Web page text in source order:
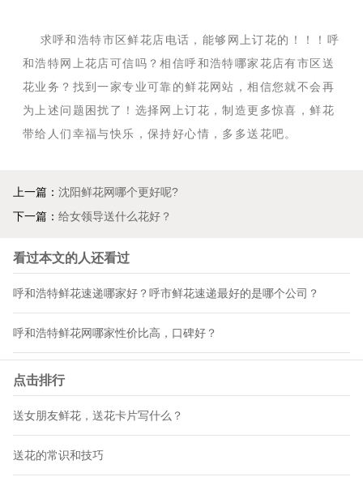
求呼和浩特市区鲜花店电话，能够网上订花的！！！呼
和浩特网上花店可信吗？相信呼和浩特哪家花店有市区送
花业务？找到一家专业可靠的鲜花网站，相信您就不会再
为上述问题困扰了！选择网上订花，制造更多惊喜，鲜花
带给人们幸福与快乐，保持好心情，多多送花吧。
上一篇： 沈阳鲜花网哪个更好呢?
下一篇： 给女领导送什么花好？
看过本文的人还看过
呼和浩特鲜花速递哪家好？呼市鲜花速递最好的是哪个公司？
呼和浩特鲜花网哪家性价比高，口碑好？
点击排行
送女朋友鲜花，送花卡片写什么？
送花的常识和技巧